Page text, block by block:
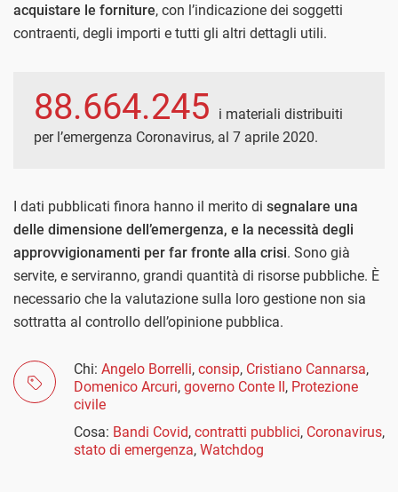
acquistare le forniture, con l’indicazione dei soggetti
contraenti, degli importi e tutti gli altri dettagli utili.
88.664.245
i materiali distribuiti
per l’emergenza Coronavirus, al 7 aprile 2020.
I dati pubblicati finora hanno il merito di segnalare una
delle dimensione dell’emergenza, e la necessità degli
approvvigionamenti per far fronte alla crisi. Sono già
servite, e serviranno, grandi quantità di risorse pubbliche. È
necessario che la valutazione sulla loro gestione non sia
sottratta al controllo dell’opinione pubblica.
Chi: Angelo Borrelli, consip, Cristiano Cannarsa,
Domenico Arcuri, governo Conte II, Protezione
civile
Cosa: Bandi Covid, contratti pubblici, Coronavirus,
stato di emergenza, Watchdog